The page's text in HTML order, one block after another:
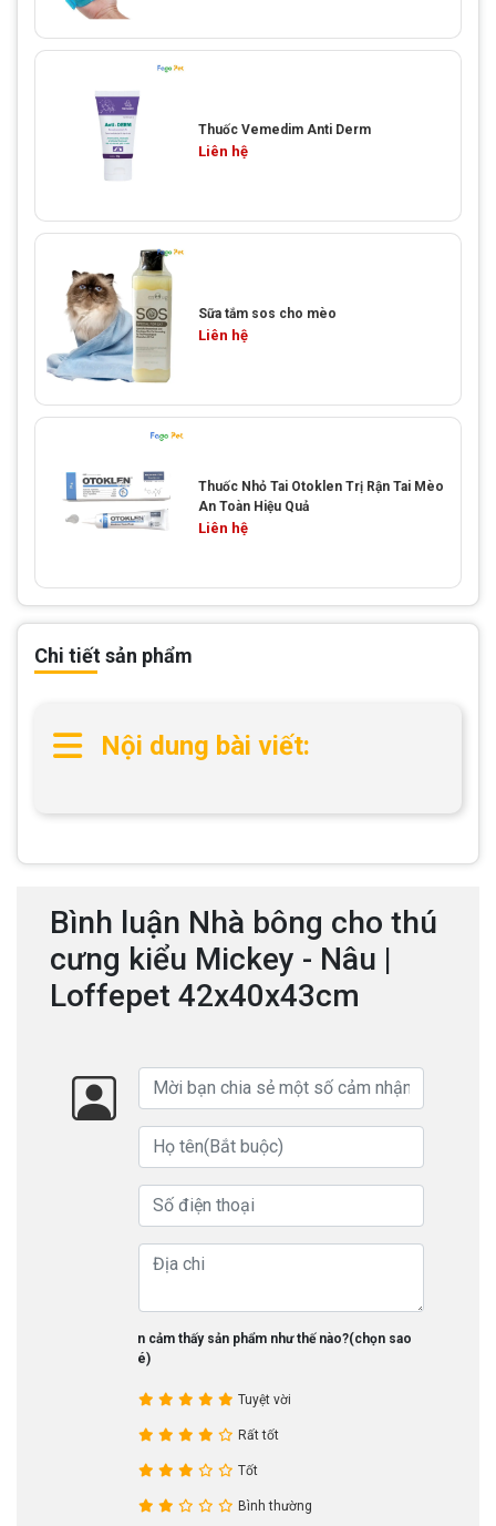
Chi tiết sản phẩm
Nội dung bài viết:
Bình luận Nhà bông cho thú
cưng kiểu Mickey - Nâu |
Loffepet 42x40x43cm
Bạn cảm thấy sản phẩm như thế nào?(chọn sao
nhé)
Tuyệt vời
Rất tốt
Tốt
Bình thường
Thuốc Vemedim Anti Derm
Liên hệ
Sữa tắm sos cho mèo
Liên hệ
Thuốc Nhỏ Tai Otoklen Trị Rận Tai Mèo
An Toàn Hiệu Quả
Liên hệ